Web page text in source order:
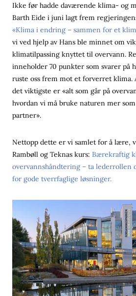
Ikke før hadde daværende klima- og
Barth Eide i juni lagt frem
«Klima i endring – sammen for et
vi ved hjelp av Hans ble minnet om
klimatilpassing knyttet til overvann.
inneholder 70 punkter som svarer på
ruste oss frem mot et forverret klima.
det viktigste er «alt som går på
hvordan vi må bruke naturen mer
partner».
Nettopp dette er vi samlet for å lære,
Rambøll og Teknas kurs: Bærekraftig
overvannshåndtering – ta lederrollen
for gode tverrfaglige løsninger.